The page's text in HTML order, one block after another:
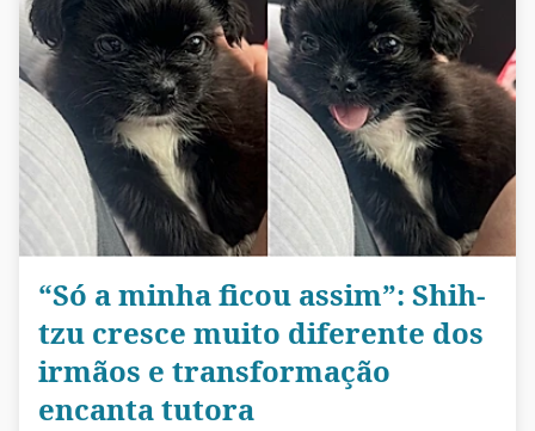
“Só a minha ficou assim”: Shih-
tzu cresce muito diferente dos
irmãos e transformação
encanta tutora